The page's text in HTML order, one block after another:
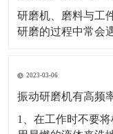
研磨机、磨料与工
研磨的过程中常会
材料或研磨机械造
户，他的产品都是
2023-03-06
振动研磨机有高频
1、在工作时不要